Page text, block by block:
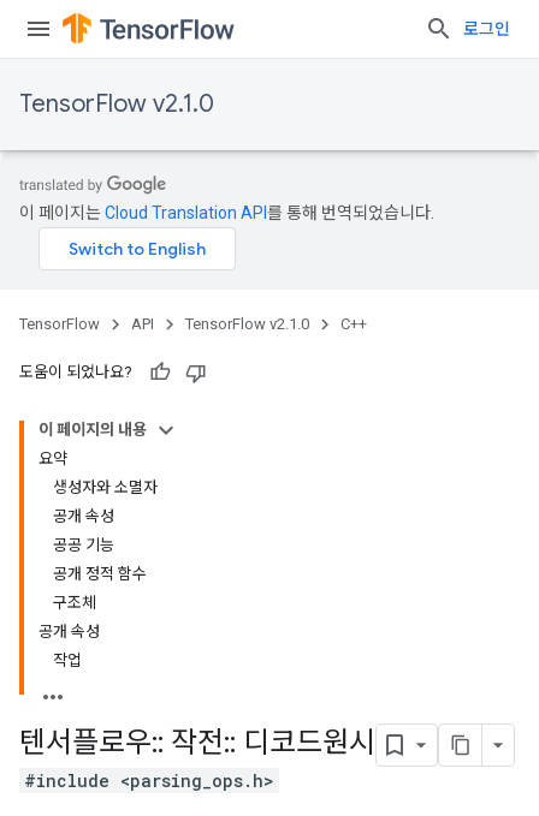
로그인
TensorFlow v2.1.0
이 페이지는Cloud Translation API 를 통해 번역되었습니다.
TensorFlow API TensorFlow v2.1.0 C++
도움이 되었나요?
이 페이지의 내용
요약
생성자와 소멸자
공개 속성
공공 기능
공개 정적 함수
구조체
공개 속성
작업
텐서플로우:: 작전:: 디코드원시
#include <parsing_ops.h>